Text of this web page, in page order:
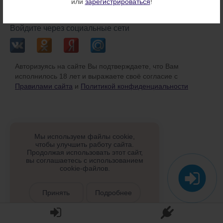
Войдите через социальные сети
Авторизуясь на сайте Вы подтверждаете, что Вам
исполнилось 18 лет и выражаете своё согласие с
Правилами сайта и Политикой конфиденциальности
Мы используем файлы cookie,
чтобы улучшить работу сайта.
Продолжая использовать этот сайт,
вы соглашаетесь с использованием
cookie-файлов.
Принять Подробнее